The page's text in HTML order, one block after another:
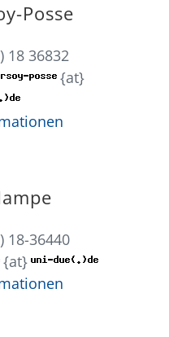
Posse
18 36832
{at}
18-36440
{at}